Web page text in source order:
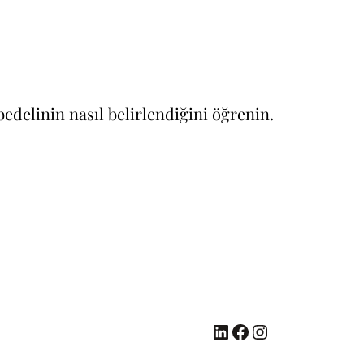
nasıl belirlendiğini öğrenin.
LinkedIn Facebook Instagram